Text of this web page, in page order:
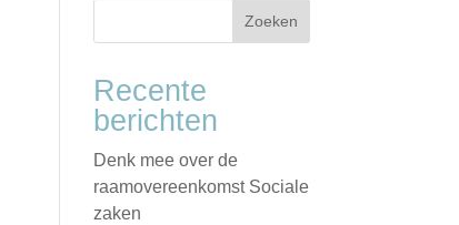
Zoeken
Recente
berichten
Denk mee over de
raamovereenkomst Sociale
zaken